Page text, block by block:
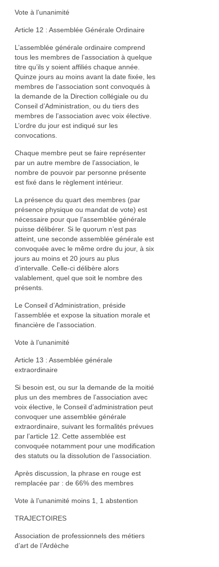
Vote à l’unanimité
Article 12 : Assemblée Générale Ordinaire
L’assemblée générale ordinaire comprend
tous les membres de l’association à quelque
titre qu’ils y soient affiliés chaque année.
Quinze jours au moins avant la date fixée, les
membres de l’association sont convoqués à
la demande de la Direction collégiale ou du
Conseil d’Administration, ou du tiers des
membres de l’association avec voix élective.
L’ordre du jour est indiqué sur les
convocations.
Chaque membre peut se faire représenter
par un autre membre de l’association, le
nombre de pouvoir par personne présente
est fixé dans le règlement intérieur.
La présence du quart des membres (par
présence physique ou mandat de vote) est
nécessaire pour que l’assemblée générale
puisse délibérer. Si le quorum n’est pas
atteint, une seconde assemblée générale est
convoquée avec le même ordre du jour, à six
jours au moins et 20 jours au plus
d’intervalle. Celle-ci délibère alors
valablement, quel que soit le nombre des
présents.
Le Conseil d’Administration, préside
l’assemblée et expose la situation morale et
financière de l’association.
Vote à l’unanimité
Article 13 : Assemblée générale
extraordinaire
Si besoin est, ou sur la demande de la moitié
plus un des membres de l’association avec
voix élective, le Conseil d’administration peut
convoquer une assemblée générale
extraordinaire, suivant les formalités prévues
par l’article 12. Cette assemblée est
convoquée notamment pour une modification
des statuts ou la dissolution de l’association.
Après discussion, la phrase en rouge est
remplacée par : de 66% des membres
Vote à l’unanimité moins 1, 1 abstention
TRAJECTOIRES
Association de professionnels des métiers
d’art de l’Ardèche